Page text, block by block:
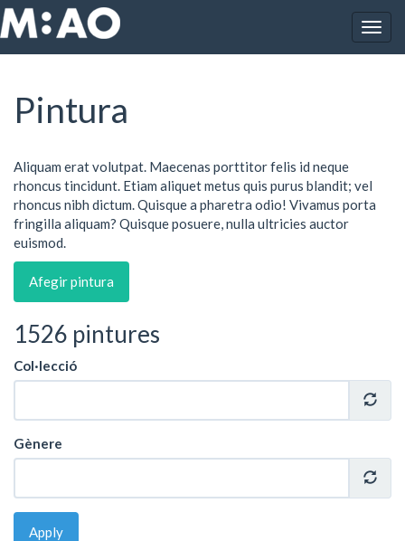
Vés al contingut
Inici Obres
Pintura
Aliquam erat volutpat. Maecenas porttitor felis id neque
rhoncus tincidunt. Etiam aliquet metus quis purus blandit; vel
rhoncus nibh dictum. Quisque a pharetra odio! Vivamus porta
fringilla aliquam? Quisque posuere, nulla ultricies auctor
euismod.
Afegir pintura
1526 pintures
Col·lecció
Gènere
Apply